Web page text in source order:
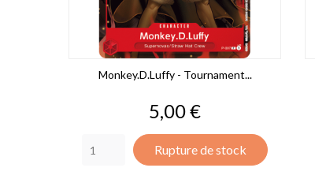
Monkey.D.Luffy - Tournament...
Prix
5,00 €
Rupture de stock